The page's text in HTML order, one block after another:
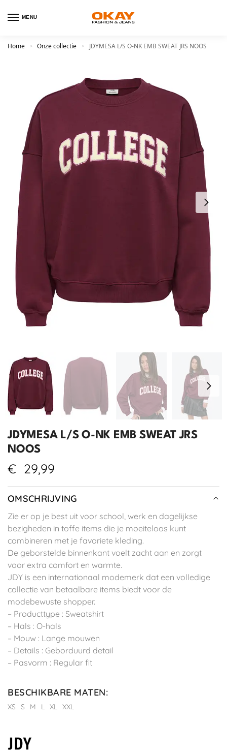
MENU
Home > Onze collectie > JDYMESA L/S O-NK EMB SWEAT JRS NOOS
JDYMESA L/S O-NK EMB SWEAT JRS
NOOS
€ 29,99
OMSCHRIJVING
Zie er op je best uit voor school, werk en dagelijkse
bezigheden in toffe items die je moeiteloos kunt
combineren met je favoriete kleding.
De geborstelde binnenkant voelt zacht aan en zorgt
voor extra comfort en warmte.
JDY is een internationaal modemerk dat een volledige
collectie van betaalbare items biedt voor de
modebewuste shopper.
– Producttype : Sweatshirt
– Hals : O-hals
– Mouw : Lange mouwen
– Details : Geborduurd detail
– Pasvorm : Regular fit
BESCHIKBARE MATEN:
XS S M L XL XXL